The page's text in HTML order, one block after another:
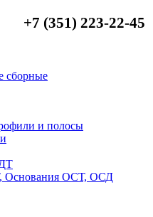
+7 (351) 223-22-45
сборные
и полосы
Основания ОСТ, ОСД